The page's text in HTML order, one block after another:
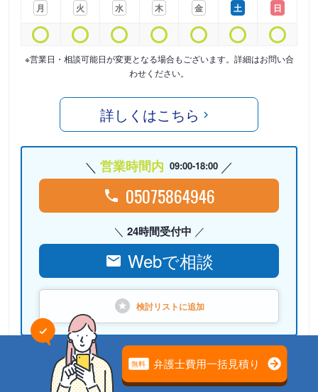
月
火
水
木
金
土
日
※営業日・相談可能日が変更となる場合もございます。詳細はお問い合
わせください。
詳しくはこちら
営業時間内 09:00-18:00
05075864946
24時間受付中
Webで相談
検討リストに追加
弁護士法人心（本部）